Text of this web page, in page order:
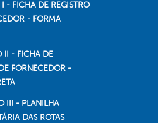
- FICHA DE REGISTRO
- FORMA
II - FICHA DE
FORNECEDOR -
III - PLANILHA
DAS ROTAS